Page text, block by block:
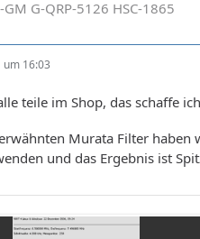
GM G-QRP-5126 HSC-1865
um 16:03
teile im Shop, das schaffe
Murata Filter haben
und das Ergebnis ist